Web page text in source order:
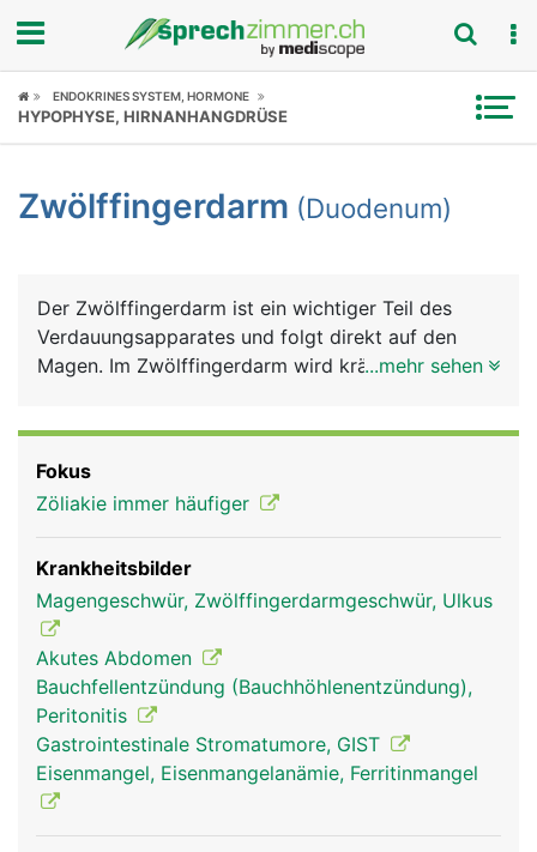
Fokus
Symptome
News
Rubriken
ENDOKRINES SYSTEM, HORMONE
HYPOPHYSE, HIRNANHANGDRÜSE
Zwölffingerdarm (Duodenum)
Der Zwölffingerdarm ist ein wichtiger Teil des
Verdauungsapparates und folgt direkt auf den
Magen. Im Zwölffingerdarm wird kräftig...mehr sehen
Fokus
Zöliakie immer häufiger
Krankheitsbilder
Magengeschwür, Zwölffingerdarmgeschwür, Ulkus
Akutes Abdomen
Bauchfellentzündung (Bauchhöhlenentzündung),
Peritonitis
Gastrointestinale Stromatumore, GIST
Eisenmangel, Eisenmangelanämie, Ferritinmangel